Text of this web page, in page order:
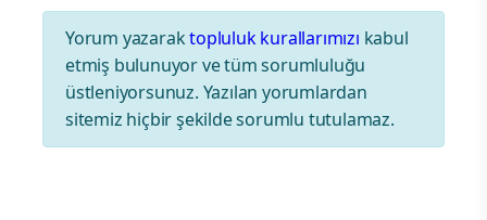
Yorum yazaraktopluluk kurallarımızı kabul
etmiş bulunuyor ve tüm sorumluluğu
üstleniyorsunuz. Yazılan yorumlardan
sitemiz hiçbir şekilde sorumlu tutulamaz.